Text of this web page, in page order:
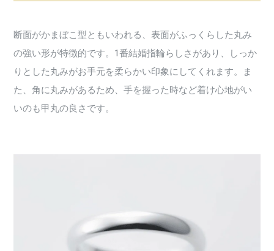
断面がかまぼこ型ともいわれる、表面がふっくらした丸み
の強い形が特徴的です。1番結婚指輪らしさがあり、しっか
りとした丸みがお手元を柔らかい印象にしてくれます。ま
た、角に丸みがあるため、手を握った時など着け心地がい
いのも甲丸の良さです。